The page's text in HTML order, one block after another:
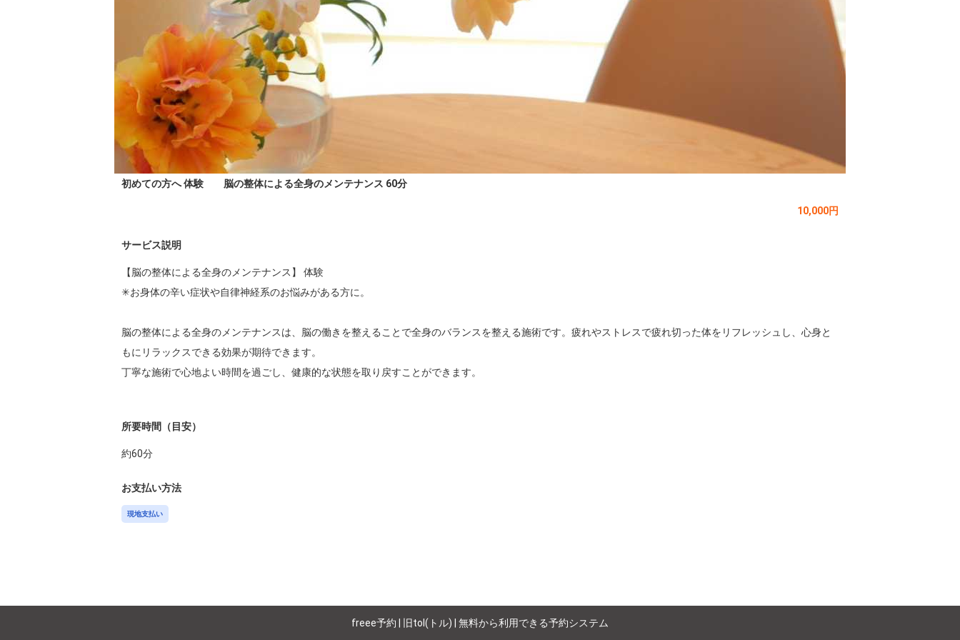
初めての方へ 体験 脳の整体による全身のメンテナンス 60分
10,000円
サービス説明
【脳の整体による全身のメンテナンス】 体験
✳︎お身体の辛い症状や自律神経系のお悩みがある方に。
脳の整体による全身のメンテナンスは、脳の働きを整えることで全身のバランスを整える施術です。疲れやストレスで疲れ切った体をリフレッシュし、心身と
もにリラックスできる効果が期待できます。
丁寧な施術で心地よい時間を過ごし、健康的な状態を取り戻すことができます。
所要時間（目安）
約60分
お支払い方法
現地支払い
freee予約 | 旧tol(トル) | 無料から利用できる予約システム